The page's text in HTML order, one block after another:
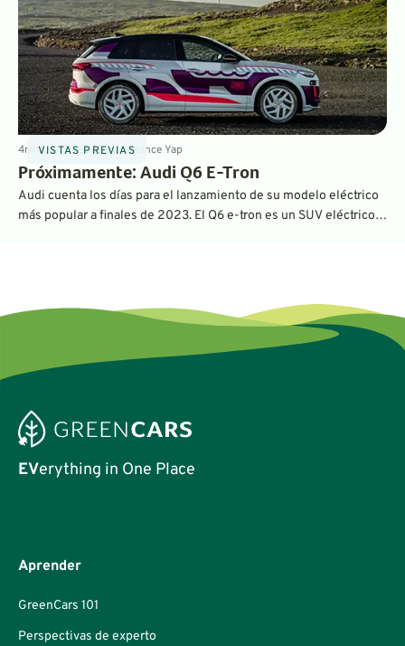
VISTAS PREVIAS
4minJul 31, 2023ByLaurance Yap
Próximamente: Audi Q6 E-Tron
Audi cuenta los días para el lanzamiento de su modelo eléctrico
más popular a finales de 2023. El Q6 e-tron es un SUV eléctrico
EVerything in One Place
Aprender
GreenCars 101
Perspectivas de experto